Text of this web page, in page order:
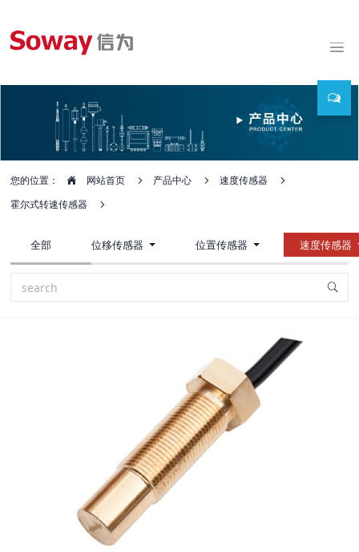
您的位置： 网站首页 产品中心
速度传感器
霍尔式转速传感器
全部 位移传感器 位置传感器 速度传感器